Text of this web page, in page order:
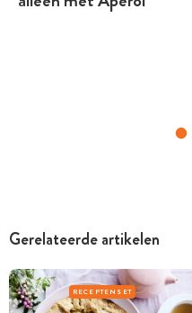
Gerelateerde artikelen
RECEPTENSET